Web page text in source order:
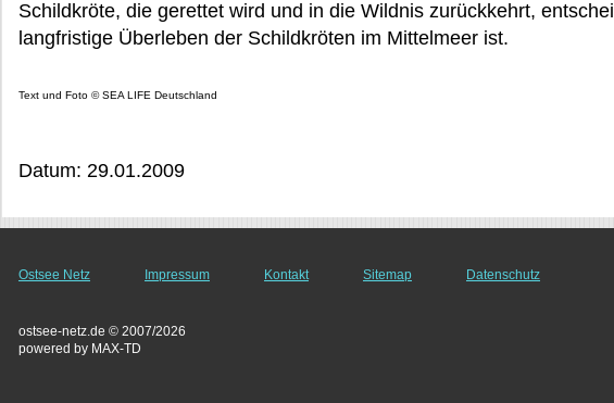
Schildkröte, die gerettet wird und in die Wildnis zurückkehrt,
langfristige Überleben der Schildkröten im Mittelmeer ist.
Text und Foto © SEA LIFE Deutschland
Datum: 29.01.2009
Ostsee Netz Impressum Kontakt Sitemap Datenschutz
ostsee-netz.de © 2007/2026
powered by MAX-TD